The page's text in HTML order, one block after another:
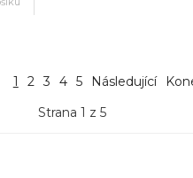
1 2 3 4 5 Následující
Strana 1 z 5